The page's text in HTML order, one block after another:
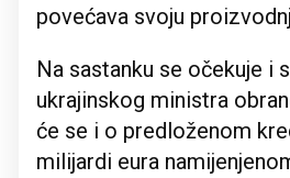
povećava svoju
Na sastanku se očekuje i
ukrajinskog ministra
će se i o predloženom
milijardi eura